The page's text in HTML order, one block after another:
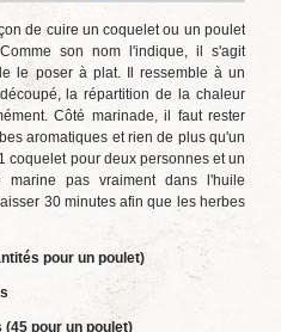
de cuire un coquelet ou un poulet
son nom l'indique, il s'agit
le poser à plat. Il ressemble à un
la répartition de la chaleur
Côté marinade, il faut rester
aromatiques et rien de plus qu'un
coquelet pour deux personnes et un
pas vraiment dans l'huile
30 minutes afin que les herbes
pour un poulet)
(45 pour un poulet)